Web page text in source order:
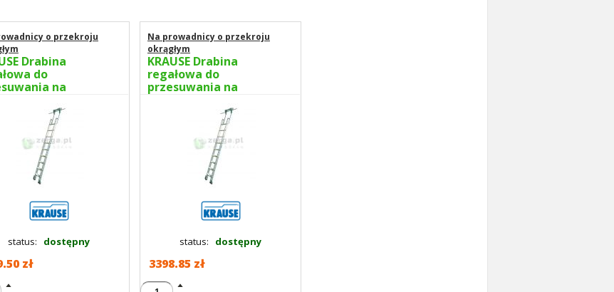
Drabina
do
na
4,10m 819376
status: dostępny
zł
Na prowadnicy o przekroju
okrągłym
KRAUSE Drabina
regałowa do
przesuwania na
wys.rob. 4,30m 819383
status: dostępny
3398.85 zł